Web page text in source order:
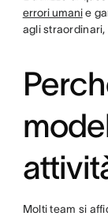
errori umanie
agli
Molti team si